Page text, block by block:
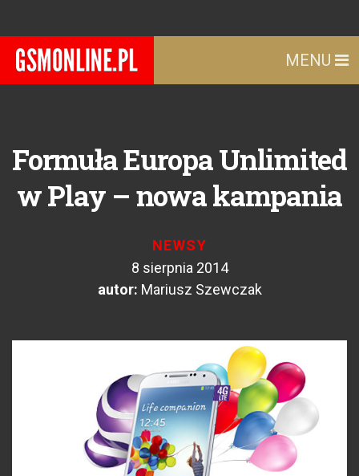
MENU
Formuła Europa Unlimited
w Play – nowa kampania
NEWSY
8 sierpnia 2014
autor: Mariusz Szewczak